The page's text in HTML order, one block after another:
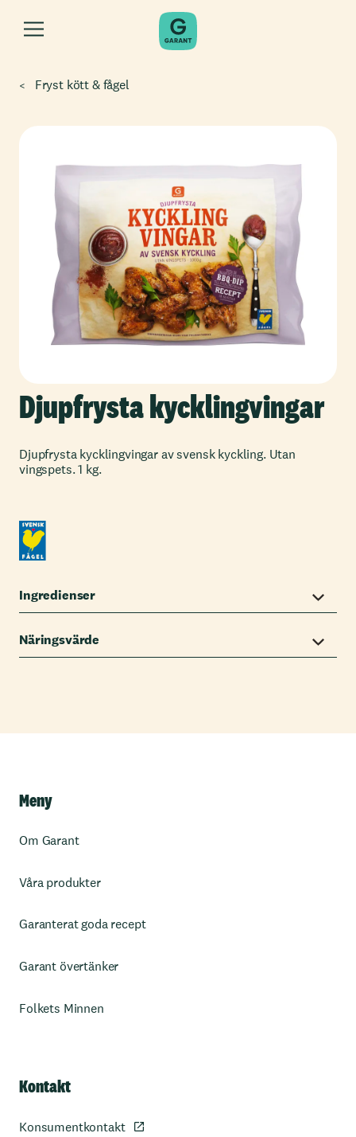
Fryst kött & fågel
Djupfrysta kycklingvingar
Djupfrysta kycklingvingar av svensk kyckling. Utan
vingspets. 1 kg.
Ingredienser
Näringsvärde
Meny
Om Garant
Våra produkter
Garanterat goda recept
Garant övertänker
Folkets Minnen
Kontakt
Konsumentkontakt